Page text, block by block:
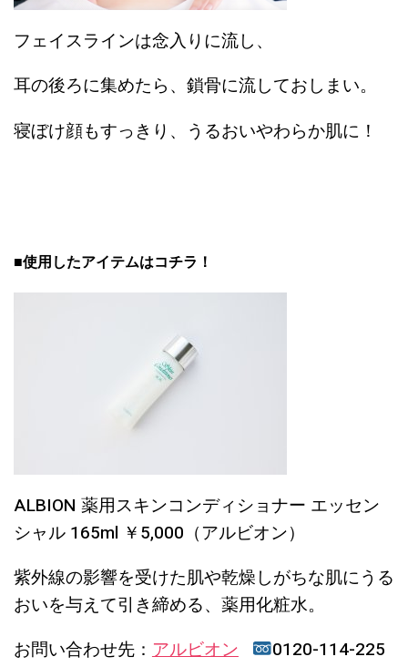
フェイスラインは念入りに流し、
耳の後ろに集めたら、鎖骨に流しておしまい。
寝ぼけ顔もすっきり、うるおいやわらか肌に！
■使用したアイテムはコチラ！
ALBION 薬用スキンコンディショナー エッセン
シャル 165ml ￥5,000（アルビオン）
紫外線の影響を受けた肌や乾燥しがちな肌にうる
おいを与えて引き締める、薬用化粧水。
お問い合わせ先： アルビオン 0120-114-225